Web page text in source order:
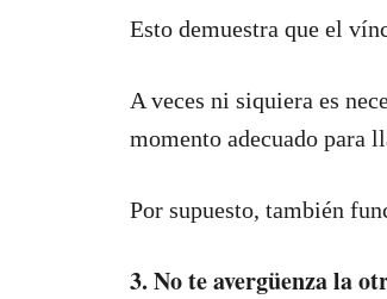
Esto demuestra que el
A veces ni siquiera es
momento adecuado para
Por supuesto, también
3. No te avergüenza la